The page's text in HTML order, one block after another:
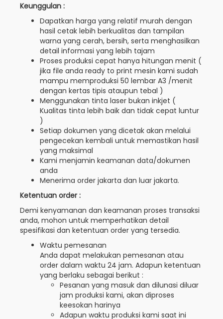
Keunggulan :
Dapatkan harga yang relatif murah dengan
hasil cetak lebih berkualitas dan tampilan
warna yang cerah, bersih, serta menghasilkan
detail informasi yang lebih tajam
Proses produksi cepat hanya hitungan menit (
jika file anda ready to print mesin kami sudah
mampu memproduksi 50 lembar A3 /menit
dengan kertas tipis ataupun tebal )
Menggunakan tinta laser bukan inkjet (
Kualitas tinta lebih baik dan tidak cepat luntur
)
Setiap dokumen yang dicetak akan melalui
pengecekan kembali untuk memastikan hasil
yang maksimal
Kami menjamin keamanan data/dokumen
anda
Menerima order jakarta dan luar jakarta.
Ketentuan order :
Demi kenyamanan dan keamanan proses transaksi
anda, mohon untuk memperhatikan detail
spesifikasi dan ketentuan order yang tersedia.
Waktu pemesanan
Anda dapat melakukan pemesanan atau
order dalam waktu 24 jam. Adapun ketentuan
yang berlaku sebagai berikut :
Pesanan yang masuk dan dilunasi diluar
jam produksi kami, akan diproses
keesokan harinya
Adapun waktu produksi kami saat ini